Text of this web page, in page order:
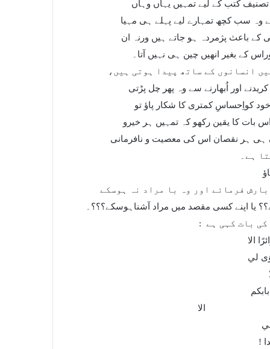
تصنیف کتب کے لیے تمہیں یہاں وہاں
وہ سب کچھ تمہارے لیے پہلے ہی مہیا
باعث پژمردہ ہو جاتے ہیں ورنہ ان
کے بغیر انھیں چین ہی نہیں آتا۔
انسانوں کے ساتھ پیدا ہوتی ہیں،
اور اُبھارنے سے وہ پھر چل پڑتی
خود کواِحساسِ کمتری کا شکار پاؤ تو
بات کا یقین رکھو کہ تمہیں ہر خیرو
ہر نقصان اس کی معصیت و نافرمانی
ہے۔
فرمائے اور وہ با مراد نہ ہوسکے
اپنے کسی مقصد میں مراد آشناہوسکے؟؟؟۔
بات کہی ہے
:
الا
لي
!